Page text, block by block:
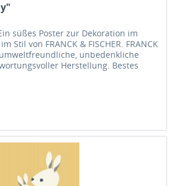
süßes Poster zur Dekoration im
Stil von FRANCK & FISCHER. FRANCK
unbedenkliche
Herstellung. Bestes